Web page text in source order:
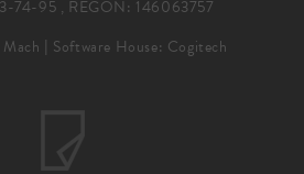
74-95 , REGON: 146063757
| Software House: Cogitech